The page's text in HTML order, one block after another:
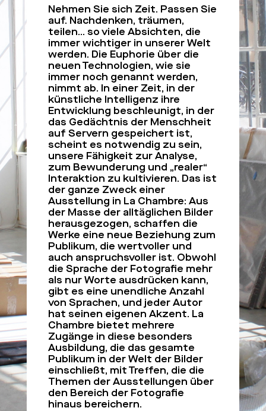
Nehmen Sie sich Zeit. Passen Sie
auf. Nachdenken, träumen,
teilen… so viele Absichten, die
immer wichtiger in unserer Welt
werden. Die Euphorie über die
neuen Technologien, wie sie
immer noch genannt werden,
nimmt ab. In einer Zeit, in der
künstliche Intelligenz ihre
Entwicklung beschleunigt, in der
das Gedächtnis der Menschheit
auf Servern gespeichert ist,
scheint es notwendig zu sein,
unsere Fähigkeit zur Analyse,
zum Bewunderung und „realer“
Interaktion zu kultivieren. Das ist
der ganze Zweck einer
Ausstellung in La Chambre: Aus
der Masse der alltäglichen Bilder
herausgezogen, schaffen die
Werke eine neue Beziehung zum
Publikum, die wertvoller und
auch anspruchsvoller ist. Obwohl
die Sprache der Fotografie mehr
als nur Worte ausdrücken kann,
gibt es eine unendliche Anzahl
von Sprachen, und jeder Autor
hat seinen eigenen Akzent. La
Chambre bietet mehrere
Zugänge in diese besonders
Ausbildung, die das gesamte
Publikum in der Welt der Bilder
einschließt, mit Treffen, die die
Themen der Ausstellungen über
den Bereich der Fotografie
hinaus bereichern.